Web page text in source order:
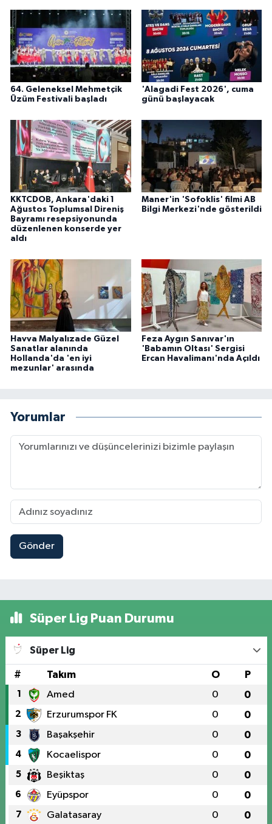
64. Geleneksel Mehmetçik
Üzüm Festivali başladı
'Alagadi Fest 2026', cuma
günü başlayacak
KKTCDOB, Ankara'daki 1
Ağustos Toplumsal Direniş
Bayramı resepsiyonunda
düzenlenen konserde yer
aldı
Maner'in 'Sofoklis' filmi AB
Bilgi Merkezi'nde gösterildi
Havva Malyalızade Güzel
Sanatlar alanında
Hollanda'da 'en iyi
mezunlar' arasında
Feza Aygın Sanıvar'ın
'Babamın Oltası' Sergisi
Ercan Havalimanı'nda Açıldı
Yorumlar
Gönder
Süper Lig Puan Durumu
Süper Lig
# Takım O P
1 Amed 0 0
2 Erzurumspor FK 0 0
3 Başakşehir 0 0
4 Kocaelispor 0 0
5 Beşiktaş 0 0
6 Eyüpspor 0 0
7 Galatasaray 0 0